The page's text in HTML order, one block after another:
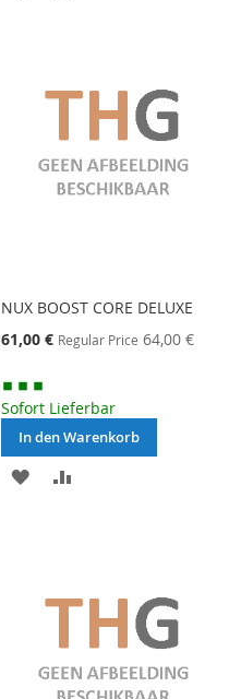
NUX BOOST CORE DELUXE
Special
61,00 € Regular Price 64,00 €
Sofort Lieferbar
In den Warenkorb
MERKEN